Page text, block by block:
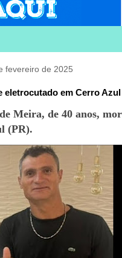
fevereiro de 2025
eletrocutado em Cerro Azul
Meira, de 40 anos,
(PR).